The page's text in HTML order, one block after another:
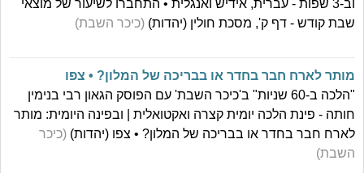
וב-3 שפות - עברית, אידיש ואנגלית • התחברו לשיעור של מוצאי
שבת קודש - דף ק', מסכת חולין (יהדות) (כיכר השבת)
מותר לארח חבר בחדר או בבריכה של המלון? • צפו
"הלכה ב-60 שניות" ב'כיכר השבת' עם הפוסק הגאון רבי בנימין
חותה - פינת הלכה יומית קצרה ואקטואלית | ובפינה היומית: מותר
לארח חבר בחדר או בבריכה של המלון? • צפו (יהדות) (כיכר
השבת)